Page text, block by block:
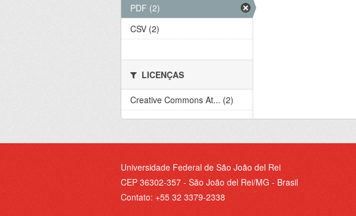
PDF (2)
CSV (2)
LICENÇAS
Creative Commons At... (2)
Universidade Federal de São João del Rei
CEP 36302-357 - São João del Rei/MG - Brasil
Contato: +55 32 3379-2338